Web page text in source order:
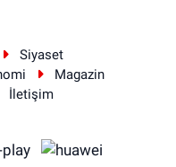
Siyaset
Magazin
İletişim